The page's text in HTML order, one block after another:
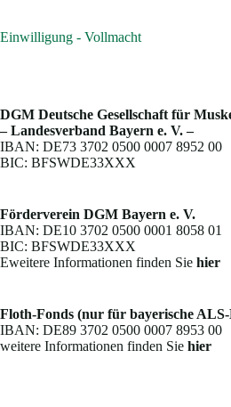
Einwilligung - Vollmacht
DGM Deutsche Gesellschaft für
– Landesverband Bayern e. V. –
IBAN: DE73 3702 0500 0007 8952 00
BIC: BFSWDE33XXX
Förderverein DGM Bayern e. V.
IBAN: DE10 3702 0500 0001 8058 01
BIC: BFSWDE33XXX
Eweitere Informationen finden Sie hier
Floth-Fonds (nur für bayerische
IBAN: DE89 3702 0500 0007 8953 00
weitere Informationen finden Sie hier